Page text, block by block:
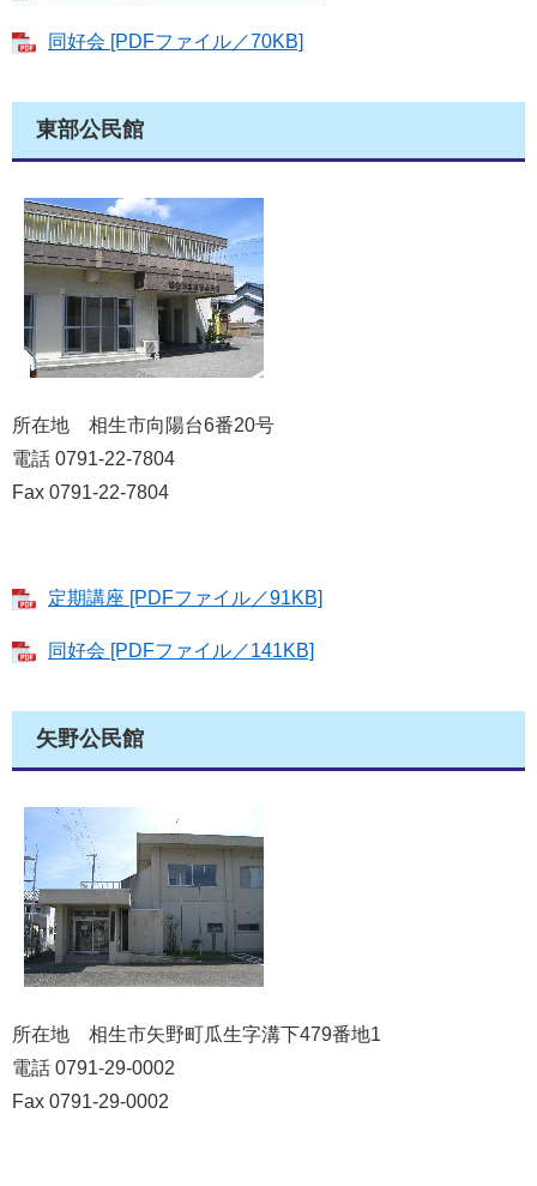
同好会 [PDFファイル／70KB]
東部公民館
所在地 相生市向陽台6番20号
電話 0791-22-7804
Fax 0791-22-7804
定期講座 [PDFファイル／91KB]
同好会 [PDFファイル／141KB]
矢野公民館
所在地 相生市矢野町瓜生字溝下479番地1
電話 0791-29-0002
Fax 0791-29-0002